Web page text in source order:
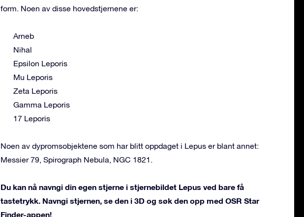
form. Noen av disse hovedstjernene er:
Arneb
Nihal
Epsilon Leporis
Mu Leporis
Zeta Leporis
Gamma Leporis
17 Leporis
Noen av dypromsobjektene som har blitt oppdaget i Lepus er blant annet:
Messier 79, Spirograph Nebula, NGC 1821.
Du kan nå navngi din egen stjerne i stjernebildet Lepus ved bare få
tastetrykk. Navngi stjernen, se den i 3D og søk den opp med OSR Star
Finder-appen!